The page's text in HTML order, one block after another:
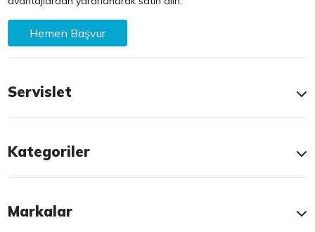
Hemen Başvur
Servislet
Kategoriler
Markalar